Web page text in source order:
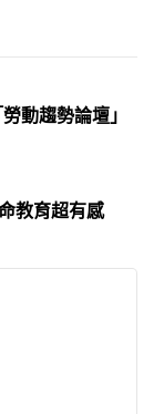
動趨勢論壇」
教育超有感